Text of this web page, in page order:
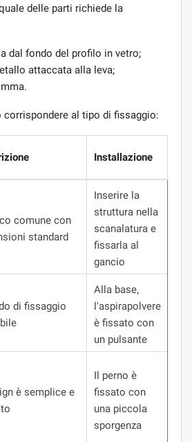
delle parti richiede la
dal fondo del profilo in vetro;
attaccata alla leva;
corrispondere al tipo di fissaggio:
Installazione
comune con
standard
Inserire la
struttura nella
scanalatura e
fissarla al
gancio
di fissaggio
Alla base,
l'aspirapolvere
è fissato con
un pulsante
è semplice e
Il perno è
fissato con
una piccola
sporgenza